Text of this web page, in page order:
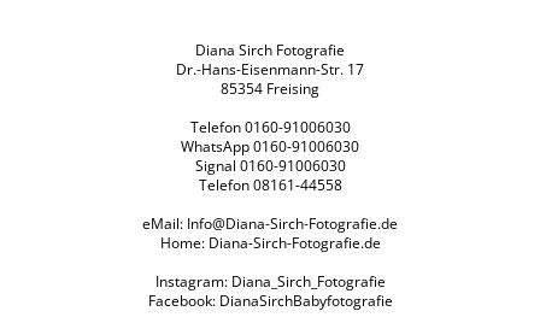
Diana Sirch Fotografie
Dr.-Hans-Eisenmann-Str. 17
85354 Freising
Telefon 0160-91006030
WhatsApp 0160-91006030
Signal 0160-91006030
Telefon 08161-44558
eMail: Info@Diana-Sirch-Fotografie.de
Home: Diana-Sirch-Fotografie.de
Instagram: Diana_Sirch_Fotografie
Facebook: DianaSirchBabyfotografie